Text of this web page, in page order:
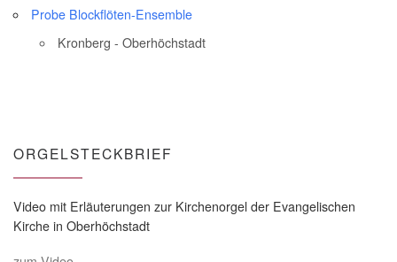
Probe Blockflöten-Ensemble
Kronberg - Oberhöchstadt
ORGELSTECKBRIEF
Video mit Erläuterungen zur Kirchenorgel der Evangelischen
Kirche in Oberhöchstadt